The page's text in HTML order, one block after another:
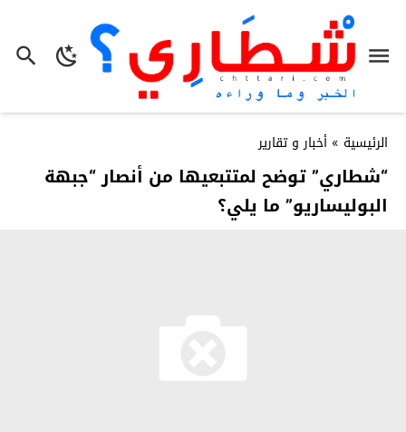
الرئيسية » أخبار و تقارير
“شطاري” توضح لمتتبعيها من أنصار “جبهة
البوليساريو” ما يلي؟